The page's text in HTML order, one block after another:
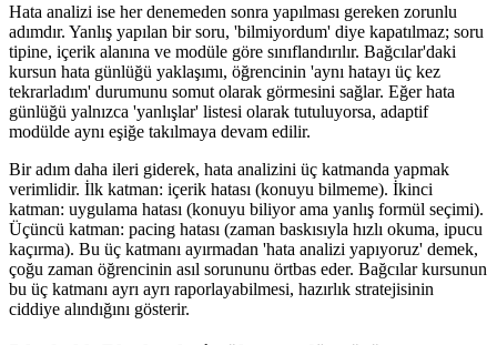
Hata analizi ise her denemeden sonra yapılması gereken zorunlu
adımdır. Yanlış yapılan bir soru, 'bilmiyordum' diye kapatılmaz; soru
tipine, içerik alanına ve modüle göre sınıflandırılır. Bağcılar'daki
kursun hata günlüğü yaklaşımı, öğrencinin 'aynı hatayı üç kez
tekrarladım' durumunu somut olarak görmesini sağlar. Eğer hata
günlüğü yalnızca 'yanlışlar' listesi olarak tutuluyorsa, adaptif
modülde aynı eşiğe takılmaya devam edilir.
Bir adım daha ileri giderek, hata analizini üç katmanda yapmak
verimlidir. İlk katman: içerik hatası (konuyu bilmeme). İkinci
katman: uygulama hatası (konuyu biliyor ama yanlış formül seçimi).
Üçüncü katman: pacing hatası (zaman baskısıyla hızlı okuma, ipucu
kaçırma). Bu üç katmanı ayırmadan 'hata analizi yapıyoruz' demek,
çoğu zaman öğrencinin asıl sorununu örtbas eder. Bağcılar kursunun
bu üç katmanı ayrı ayrı raporlayabilmesi, hazırlık stratejisinin
ciddiye alındığını gösterir.